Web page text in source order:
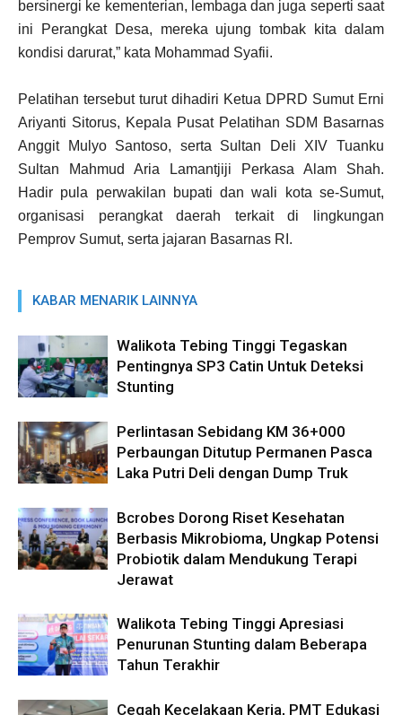
bersinergi ke kementerian, lembaga dan juga seperti saat
ini Perangkat Desa, mereka ujung tombak kita dalam
kondisi darurat,” kata Mohammad Syafii.
Pelatihan tersebut turut dihadiri Ketua DPRD Sumut Erni
Ariyanti Sitorus, Kepala Pusat Pelatihan SDM Basarnas
Anggit Mulyo Santoso, serta Sultan Deli XIV Tuanku
Sultan Mahmud Aria Lamantjiji Perkasa Alam Shah.
Hadir pula perwakilan bupati dan wali kota se-Sumut,
organisasi perangkat daerah terkait di lingkungan
Pemprov Sumut, serta jajaran Basarnas RI.
KABAR MENARIK LAINNYA
Walikota Tebing Tinggi Tegaskan
Pentingnya SP3 Catin Untuk Deteksi
Stunting
Perlintasan Sebidang KM 36+000
Perbaungan Ditutup Permanen Pasca
Laka Putri Deli dengan Dump Truk
Bcrobes Dorong Riset Kesehatan
Berbasis Mikrobioma, Ungkap Potensi
Probiotik dalam Mendukung Terapi
Jerawat
Walikota Tebing Tinggi Apresiasi
Penurunan Stunting dalam Beberapa
Tahun Terakhir
Cegah Kecelakaan Kerja, PMT Edukasi